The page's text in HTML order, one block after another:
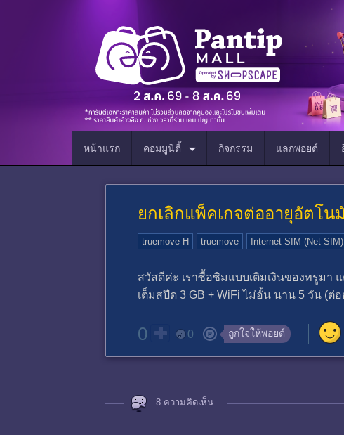
หน้าแรก คอมมูนิตี้ กิจกรรม แลกพอยต์
ยกเลิกแพ็คเกจต่ออายุอัตโน
truemove H truemove Internet SIM (Net SIM)
สวัสดีค่ะ เราซื้อซิมแบบเติมเงินของทรูมา
เต็มสปีด 3 GB + WiFi ไม่อั้น นาน 5 วัน (ต่
0 0 ถูกใจให้พอยต์
8 ความคิดเห็น